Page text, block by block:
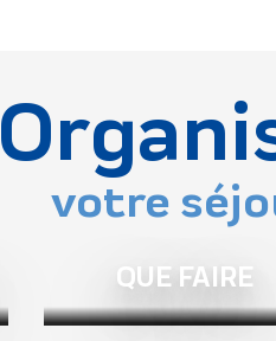
votre
QUE FAIRE